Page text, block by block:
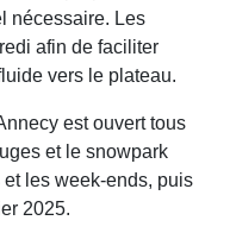
nécessaire. Les
afin de faciliter
vers le plateau.
est ouvert tous
et le snowpark
les week-ends, puis
2025.